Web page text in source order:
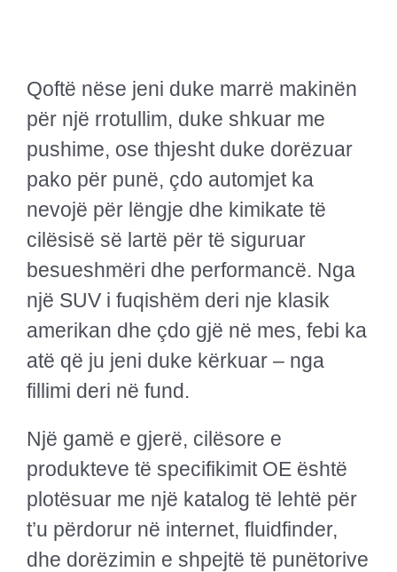
Qoftë nëse jeni duke marrë makinën
për një rrotullim, duke shkuar me
pushime, ose thjesht duke dorëzuar
pako për punë, çdo automjet ka
nevojë për lëngje dhe kimikate të
cilësisë së lartë për të siguruar
besueshmëri dhe performancë. Nga
një SUV i fuqishëm deri nje klasik
amerikan dhe çdo gjë në mes, febi ka
atë që ju jeni duke kërkuar – nga
fillimi deri në fund.
Një gamë e gjerë, cilësore e
produkteve të specifikimit OE është
plotësuar me një katalog të lehtë për
t’u përdorur në internet, fluidfinder,
dhe dorëzimin e shpejtë të punëtorive